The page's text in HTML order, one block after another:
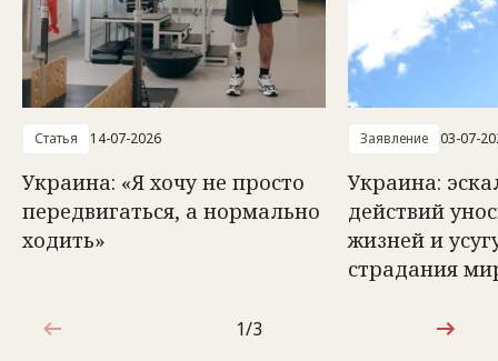
Статья 14-07-2026
Украина: «Я хочу не просто
передвигаться, а нормально
ходить»
Заявление 03-07-
Украина:
действий
жизней и
страдания
1 из 3
1/3